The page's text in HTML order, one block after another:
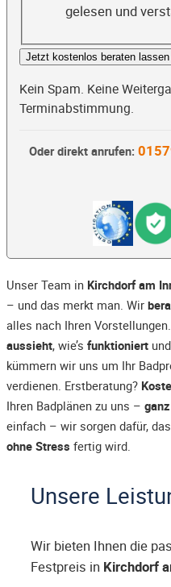
gelesen und
Jetzt kostenlos beraten lassen
Kein Spam. Keine
Terminabstimmung.
Oder direkt anrufen:
Unser Team in Kirchdorf am
– und das merkt man. Wir
alles nach Ihren
aussieht, wie’s funktioniert
kümmern wir uns um Ihr
verdienen. Erstberatung?
Ihren Badplänen zu uns –
einfach – wir sorgen dafür,
ohne Stress fertig wird.
Unsere
Wir bieten Ihnen die
Festpreis in Kirchdorf